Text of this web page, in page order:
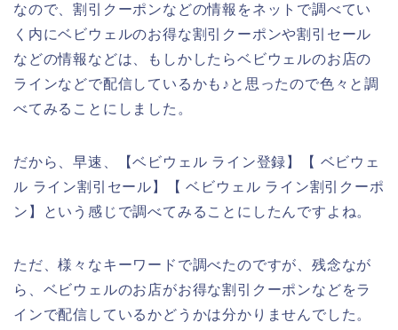
なので、割引クーポンなどの情報をネットで調べてい
く内にベビウェルのお得な割引クーポンや割引セール
などの情報などは、もしかしたらベビウェルのお店の
ラインなどで配信しているかも♪と思ったので色々と調
べてみることにしました。
だから、早速、【ベビウェル ライン登録】【 ベビウェ
ル ライン割引セール】【 ベビウェル ライン割引クーポ
ン】という感じで調べてみることにしたんですよね。
ただ、様々なキーワードで調べたのですが、残念なが
ら、ベビウェルのお店がお得な割引クーポンなどをラ
インで配信しているかどうかは分かりませんでした。